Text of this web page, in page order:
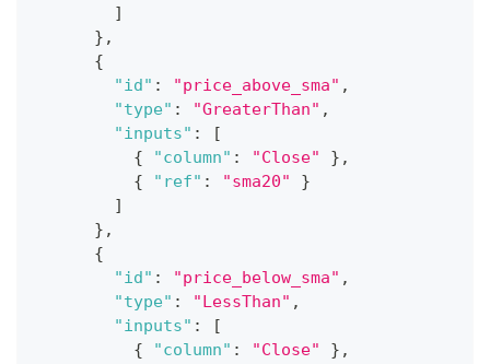
]
} ,
{
"id" : "price_above_sma" ,
"type" : "GreaterThan" ,
"inputs" :
[
{
"column" : "Close" } ,
{
"ref" : "sma20"
}
]
} ,
{
"id" : "price_below_sma" ,
"type" : "LessThan" ,
"inputs" :
[
{
"column" : "Close" } ,